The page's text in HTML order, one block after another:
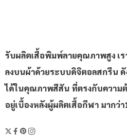
รับผลิตเสื้อพิมพ์ลายคุณภาพสูง เ
ลงบนผ้าด้วยระบบดิจิตอลสกรีน
ได้ในคุณภาพสีสัน ที่ตรงกับความ
อยู่เบื้องหลังผู้ผลิตเสื้อกีฬา มากว่า